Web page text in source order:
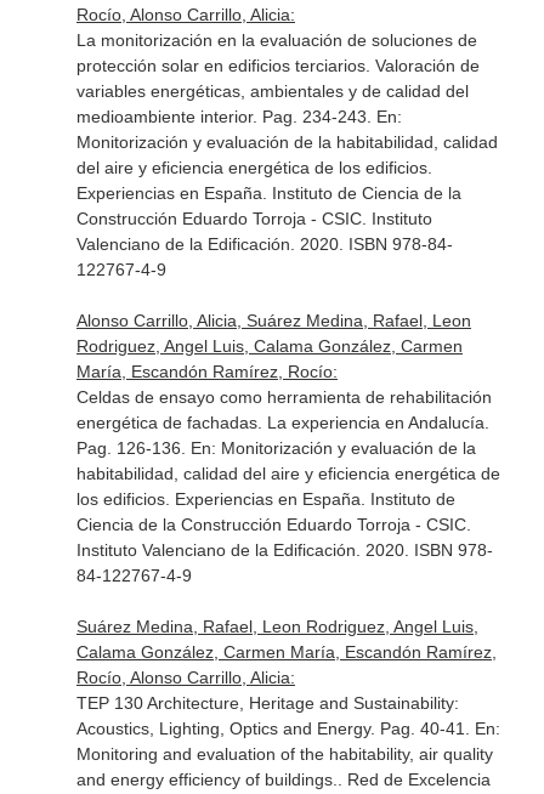
Rocío, Alonso Carrillo, Alicia:
La monitorización en la evaluación de soluciones de
protección solar en edificios terciarios. Valoración de
variables energéticas, ambientales y de calidad del
medioambiente interior. Pag. 234-243. En:
Monitorización y evaluación de la habitabilidad, calidad
del aire y eficiencia energética de los edificios.
Experiencias en España . Instituto de Ciencia de la
Construcción Eduardo Torroja - CSIC. Instituto
Valenciano de la Edificación. 2020. ISBN 978-84-
122767-4-9
Alonso Carrillo, Alicia, Suárez Medina, Rafael, Leon
Rodriguez, Angel Luis, Calama González, Carmen
María, Escandón Ramírez, Rocío:
Celdas de ensayo como herramienta de rehabilitación
energética de fachadas. La experiencia en Andalucía.
Pag. 126-136. En: Monitorización y evaluación de la
habitabilidad, calidad del aire y eficiencia energética de
los edificios. Experiencias en España . Instituto de
Ciencia de la Construcción Eduardo Torroja - CSIC.
Instituto Valenciano de la Edificación. 2020. ISBN 978-
84-122767-4-9
Suárez Medina, Rafael, Leon Rodriguez, Angel Luis,
Calama González, Carmen María, Escandón Ramírez,
Rocío, Alonso Carrillo, Alicia:
TEP 130 Architecture, Heritage and Sustainability:
Acoustics, Lighting, Optics and Energy. Pag. 40-41. En:
Monitoring and evaluation of the habitability, air quality
and energy efficiency of buildings.
. Red de Excelencia